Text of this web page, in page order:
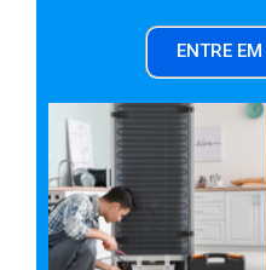
ENTRE